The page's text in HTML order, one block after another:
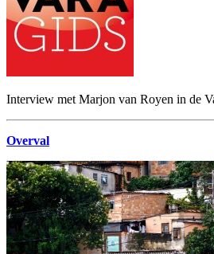
Interview met Marjon van Royen in de
Overval